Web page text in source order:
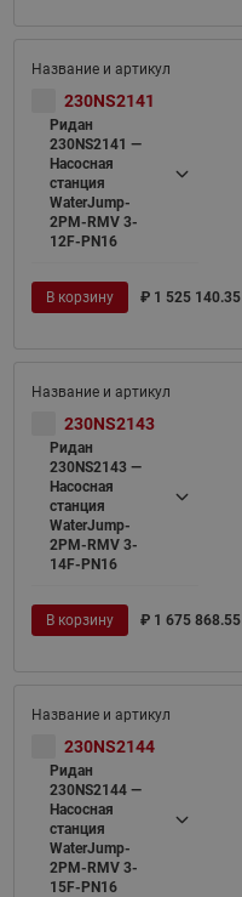
230NS2141
Ридан
230NS2141 —
Насосная
станция
WaterJump-
2PM-RMV 3-
12F-PN16
В корзину ₽ 1 525 140.35
230NS2143
Ридан
230NS2143 —
Насосная
станция
WaterJump-
2PM-RMV 3-
14F-PN16
В корзину ₽ 1 675 868.55
230NS2144
Ридан
230NS2144 —
Насосная
станция
WaterJump-
2PM-RMV 3-
15F-PN16